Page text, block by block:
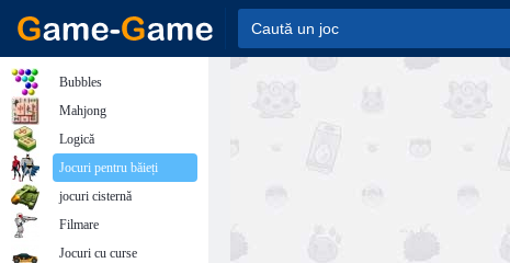
Bubbles
Mahjong
Logică
Jocuri pentru băieți
jocuri cisternă
Filmare
Jocuri cu curse